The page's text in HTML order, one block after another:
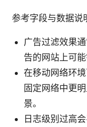
参考字段与数据说
广告过滤效果
告的网站上可
在移动网络环
固定网络中更
景。
日志级别过高